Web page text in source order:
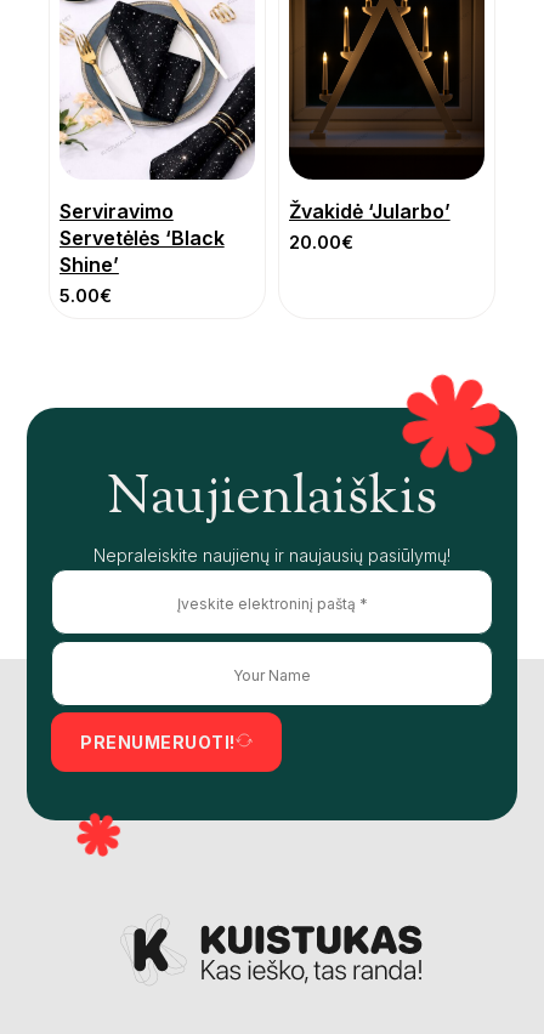
Serviravimo
Servetėlės ‘Black
Shine’
5.00€
Žvakidė ‘Jularbo’
20.00€
Naujienlaiškis
Nepraleiskite naujienų ir naujausių pasiūlymų!
PRENUMERUOTI!